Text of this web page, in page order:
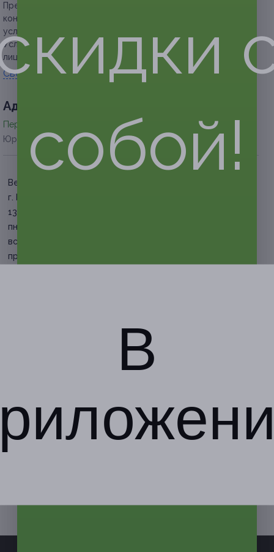
Предупреждаем о необходимости получения
консультации у врача-специалиста по оказываемым
услугам и противопоказаниям.
Услуга предоставляется только совершеннолетним
лицам.
Свернуть
Адресa
Перейти на сайт партнера
Юридическая информация о партнёре
Верхние Лихоборы
г. Москва, ул. Дубнинская, д.
13
пн-пт: с 10:00 до 21:00, сб-
вс: выходные (по
предварительной записи)
собой!
В